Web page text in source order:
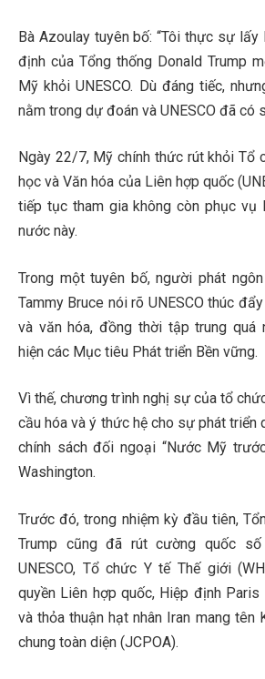
Bà Azoulay tuyên bố: “Tôi thực sự
định của Tổng thống Donald Trump
Mỹ khỏi UNESCO. Dù đáng tiếc,
nằm trong dự đoán và UNESCO đã có
Ngày 22/7, Mỹ chính thức rút khỏi Tổ
học và Văn hóa của Liên hợp quốc
tiếp tục tham gia không còn phục vụ
nước này.
Trong một tuyên bố, người phát
Tammy Bruce nói rõ UNESCO thúc
và văn hóa, đồng thời tập trung quá
hiện các Mục tiêu Phát triển Bền vững.
Vì thế, chương trình nghị sự của tổ
cầu hóa và ý thức hệ cho sự phát triển
chính sách đối ngoại “Nước Mỹ
Washington.
Trước đó, trong nhiệm kỳ đầu tiên,
Trump cũng đã rút cường quốc
UNESCO, Tổ chức Y tế Thế giới
quyền Liên hợp quốc, Hiệp định
và thỏa thuận hạt nhân Iran mang tên
chung toàn diện (JCPOA).